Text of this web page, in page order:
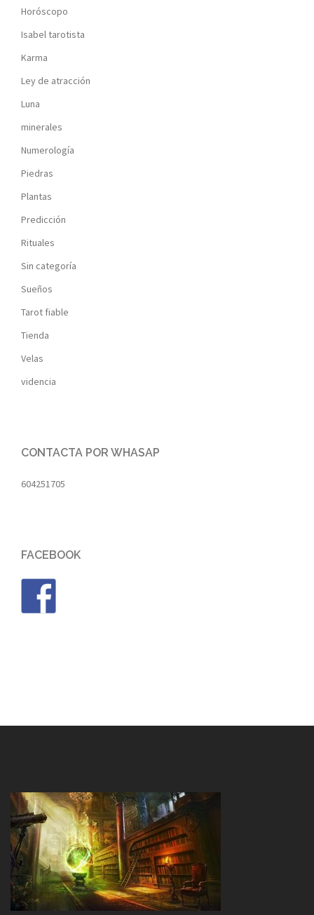
Horóscopo
Isabel tarotista
Karma
Ley de atracción
Luna
minerales
Numerología
Piedras
Plantas
Predicción
Rituales
Sin categoría
Sueños
Tarot fiable
Tienda
Velas
videncia
CONTACTA POR WHASAP
604251705
FACEBOOK